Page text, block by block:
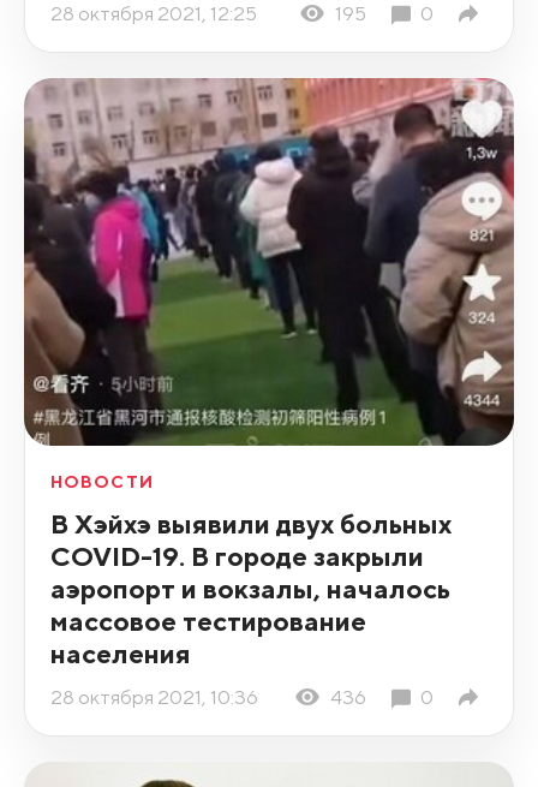
28 октября 2021, 12:25 195 0
НОВОСТИ
В Хэйхэ выявили двух больных
COVID-19. В городе закрыли
аэропорт и вокзалы, началось
массовое тестирование
населения
28 октября 2021, 10:36 436 0